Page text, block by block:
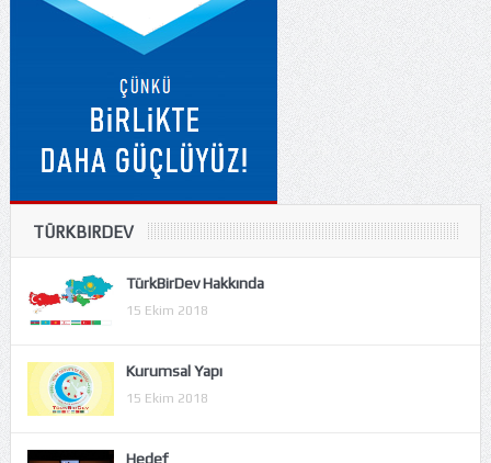
TÜRKBIRDEV
TürkBirDev Hakkında
15 Ekim 2018
Kurumsal Yapı
15 Ekim 2018
Hedef